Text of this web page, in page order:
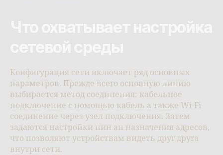
Конфигурация сети включает ряд основных
параметров. Прежде всего основную линию
выбирается метод соединения: кабельное
подключение с помощью кабель а также Wi-Fi
соединение через узел подключения. Затем
задаются настройки пин ап назначения адресов,
что позволяют устройствам видеть друг друга
внутри сети.